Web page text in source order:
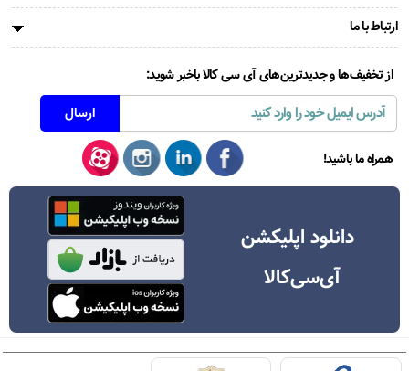
ارتباط با ما
از تخفیف‌ها و جدیدترین‌های آی سی کالا باخبر شوید:
همراه ما باشید!
دانلود اپلیکشن
آی‌سی‌کالا